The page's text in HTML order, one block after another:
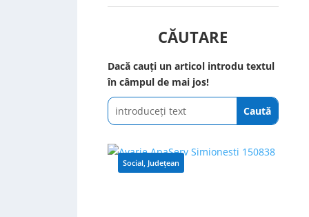
CĂUTARE
Dacă cauți un articol introdu textul
în câmpul de mai jos!
Social, Județean